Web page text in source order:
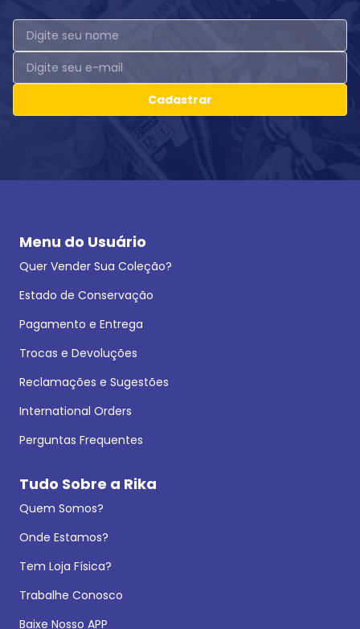
Cadastrar
Menu do Usuário
Quer Vender Sua Coleção?
Estado de Conservação
Pagamento e Entrega
Trocas e Devoluções
Reclamações e Sugestões
International Orders
Perguntas Frequentes
Tudo Sobre a Rika
Quem Somos?
Onde Estamos?
Tem Loja Física?
Trabalhe Conosco
Baixe Nosso APP